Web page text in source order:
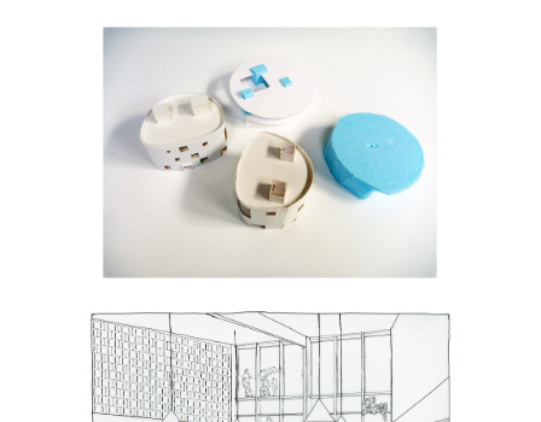
Inagro